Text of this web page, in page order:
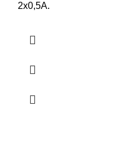
2x0,5A.